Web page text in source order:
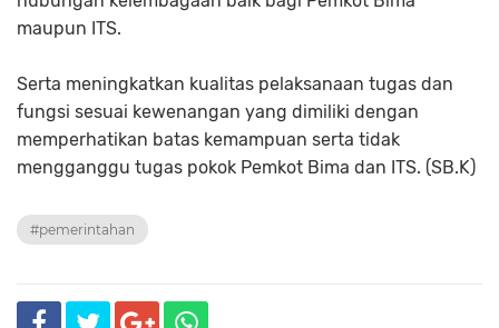
maupun ITS.
Serta meningkatkan kualitas pelaksanaan tugas dan
fungsi sesuai kewenangan yang dimiliki dengan
memperhatikan batas kemampuan serta tidak
mengganggu tugas pokok Pemkot Bima dan ITS. (SB.K)
#pemerintahan